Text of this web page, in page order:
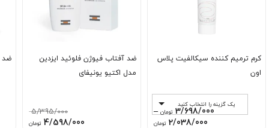
کرم ترمیم کننده سیکالفیت پلاس
اون
یک گزینه را انتخاب کنید
3/698/000 تومان –
2/038/000 تومانPrice
ضد آفتاب فیوژن فلوئید ایزدین
مدل اکتیو یونیفای
5/395/000
قیمت
4/598/000 تومانقیمت
ضد